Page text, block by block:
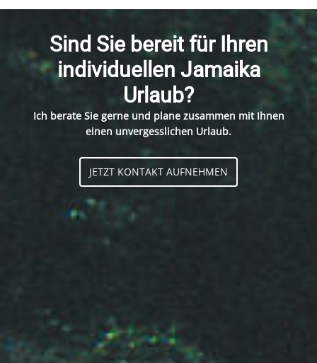
Sind Sie bereit für Ihren
individuellen Jamaika
Urlaub?
Ich berate Sie gerne und plane zusammen mit Ihnen
einen unvergesslichen Urlaub.
JETZT KONTAKT AUFNEHMEN